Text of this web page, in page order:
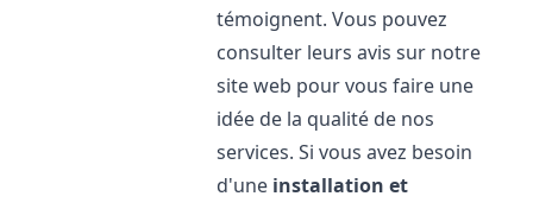
témoignent. Vous pouvez
consulter leurs avis sur notre
site web pour vous faire une
idée de la qualité de nos
services. Si vous avez besoin
d'une installation et